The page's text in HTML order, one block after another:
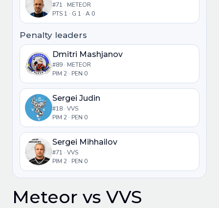
#71 · METEOR
PTS 1 · G 1 · A 0
Penalty leaders
Dmitri Mashjanov
#89 · METEOR
PIM 2 · PEN 0
Sergei Judin
#18 · VVS
PIM 2 · PEN 0
Sergei Mihhailov
#71 · VVS
PIM 2 · PEN 0
Meteor vs VVS